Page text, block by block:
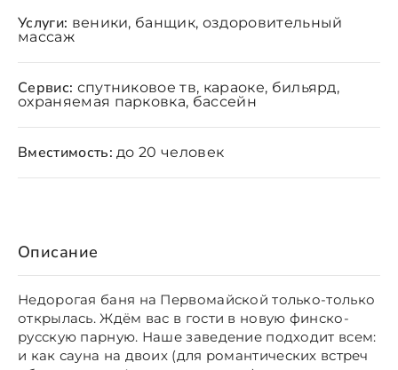
Описание
Недорогая баня на Первомайской только-только
открылась. Ждём вас в гости в новую финско-
русскую парную. Наше заведение подходит всем:
и как сауна на двоих (для романтических встреч
Услуги: веники, банщик, оздоровительный
массаж
Сервис: спутниковое тв, караоке, бильярд,
охраняемая парковка, бассейн
Вместимость: до 20 человек